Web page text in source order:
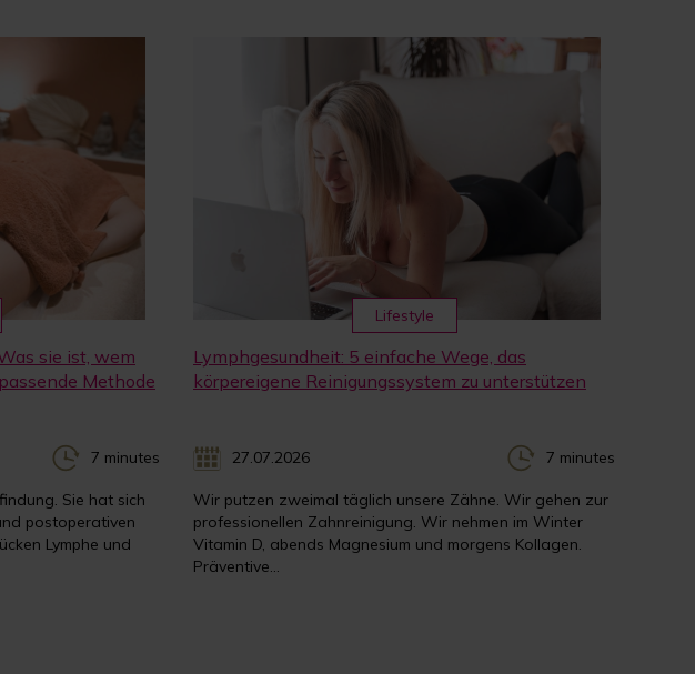
sie ist, wem
Methode
7 minutes
Sie hat sich
postoperativen
Lymphe und
Lifestyle
Lymphgesundheit: 5 einfache Wege, das
körpereigene Reinigungssystem zu unterstützen
27.07.2026 7 minutes
Wir putzen zweimal täglich unsere Zähne. Wir gehen zur
professionellen Zahnreinigung. Wir nehmen im Winter
Vitamin D, abends Magnesium und morgens Kollagen.
Präventive...